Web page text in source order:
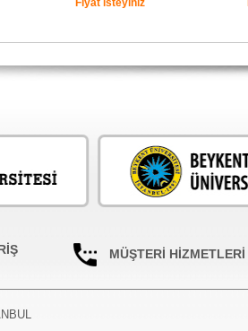
Fiyat isteyiniz
MÜŞTERİ HİZMETLERİ